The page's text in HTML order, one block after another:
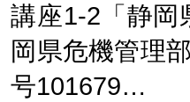
講座1-2「静岡
岡県危機管理
号101679…